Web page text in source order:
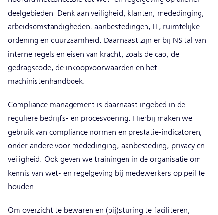
deelgebieden. Denk aan veiligheid, klanten, mededinging,
arbeidsomstandigheden, aanbestedingen, IT, ruimtelijke
ordening en duurzaamheid. Daarnaast zijn er bij NS tal van
interne regels en eisen van kracht, zoals de cao, de
gedragscode, de inkoopvoorwaarden en het
machinistenhandboek.
Compliance management is daarnaast ingebed in de
reguliere bedrijfs- en procesvoering. Hierbij maken we
gebruik van compliance normen en prestatie-indicatoren,
onder andere voor mededinging, aanbesteding, privacy en
veiligheid. Ook geven we trainingen in de organisatie om
kennis van wet- en regelgeving bij medewerkers op peil te
houden.
Om overzicht te bewaren en (bij)sturing te faciliteren,